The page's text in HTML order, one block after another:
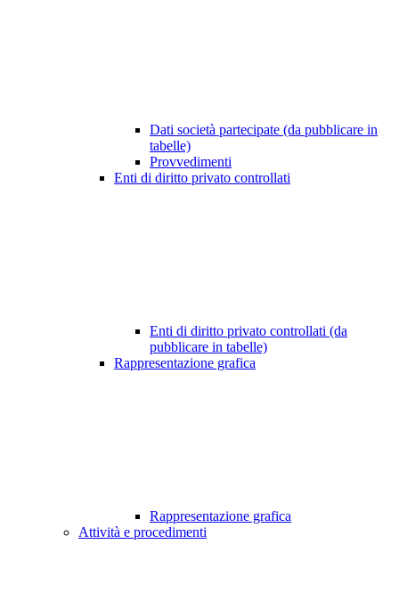
Dati società partecipate (da pubblicare in
tabelle)
Provvedimenti
Enti di diritto privato controllati
Enti di diritto privato controllati (da
pubblicare in tabelle)
Rappresentazione grafica
Rappresentazione grafica
Attività e procedimenti